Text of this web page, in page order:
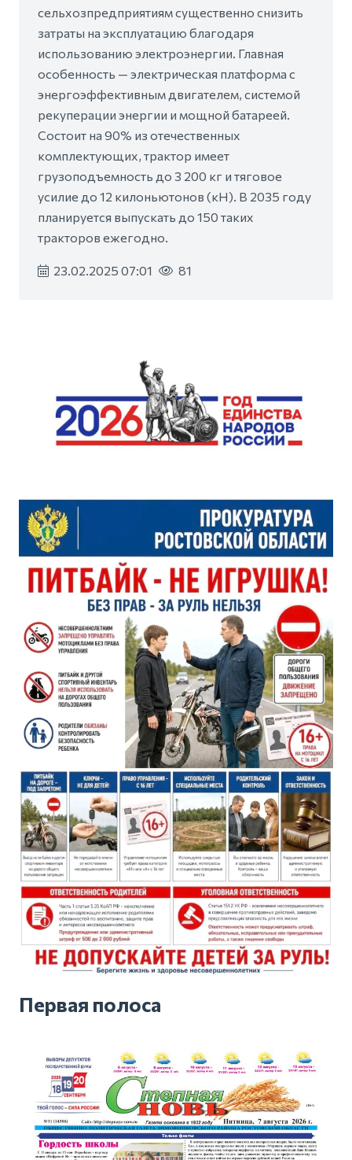
сельхозпредприятиям существенно снизить
затраты на эксплуатацию благодаря
использованию электроэнергии. Главная
особенность — электрическая платформа с
энергоэффективным двигателем, системой
рекуперации энергии и мощной батареей.
Состоит на 90% из отечественных
комплектующих, трактор имеет
грузоподъемность до 3 200 кг и тяговое
усилие до 12 килоньютонов (кН). В 2035 году
планируется выпускать до 150 таких
тракторов ежегодно.
23.02.2025 07:01 81
Первая полоса